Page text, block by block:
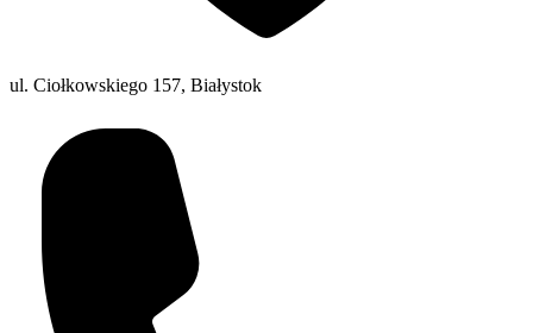
ul. Ciołkowskiego 157, Białystok